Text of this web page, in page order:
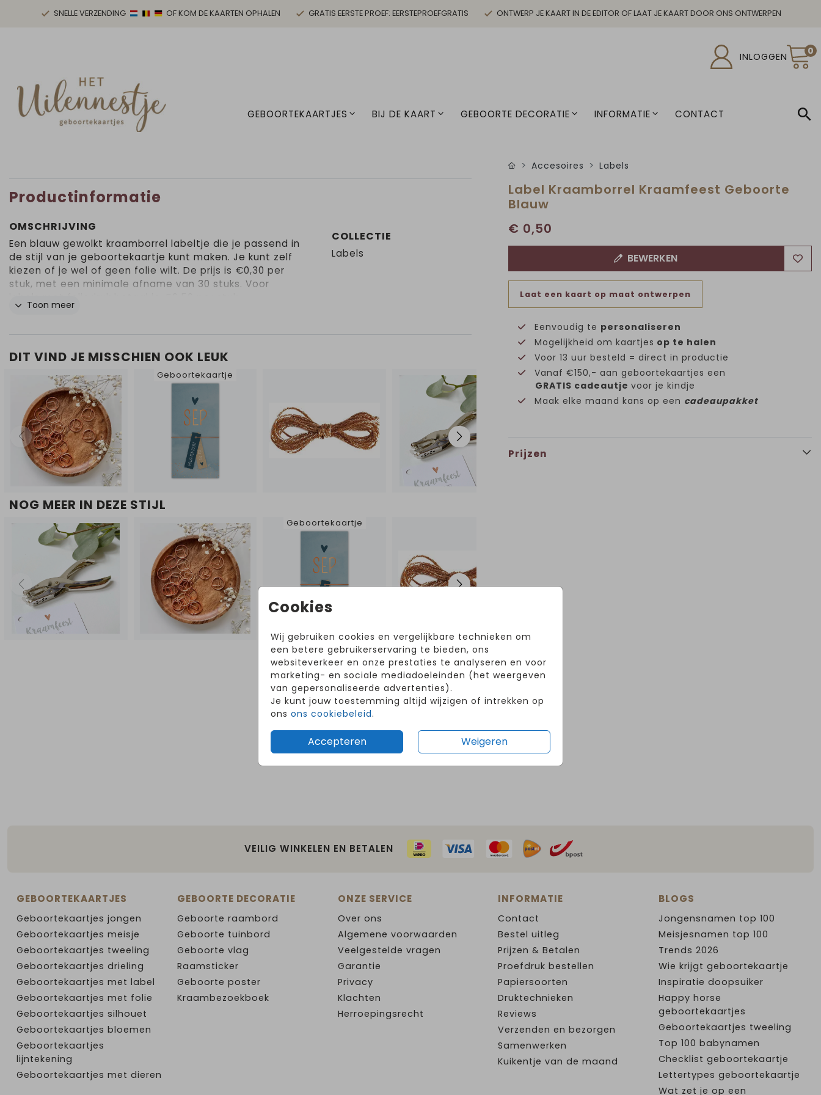
SNELLE VERZENDING OF KOM DE KAARTEN OPHALEN GRATIS EERSTE PROEF: EERSTEPROEFGRATIS ONTWERP JE KAART IN DE EDITOR OF LAAT JE KAART DOOR ONS ONTWERPEN
INLOGGEN 0
GEBOORTEKAARTJES BIJ DE KAART GEBOORTE DECORATIE INFORMATIE CONTACT
Cookies
Wij gebruiken cookies en vergelijkbare technieken om
een betere gebruikerservaring te bieden, ons
websiteverkeer en onze prestaties te analyseren en voor
marketing- en sociale mediadoeleinden (het weergeven
van gepersonaliseerde advertenties).
Je kunt jouw toestemming altijd wijzigen of intrekken op
ons ons cookiebeleid.
Accepteren Weigeren
Productinformatie
OMSCHRIJVING
Een blauw gewolkt kraamborrel labeltje die je passend in
de stijl van je geboortekaartje kunt maken. Je kunt zelf
kiezen of je wel of geen folie wilt. De prijs is €0,30 per
stuk, met een minimale afname van 30 stuks. Voor
Toon meer
COLLECTIE
Labels
DIT VIND JE MISSCHIEN OOK LEUK
Geboortekaartje
NOG MEER IN DEZE STIJL
Geboortekaartje
Accesoires Labels
Label Kraamborrel Kraamfeest Geboorte
Blauw
€ 0,50
BEWERKEN
Laat een kaart op maat ontwerpen
Eenvoudig te personaliseren
Mogelijkheid om kaartjes op te halen
Voor 13 uur besteld = direct in productie
Vanaf €150,- aan geboortekaartjes een
GRATIS cadeautje voor je kindje
Maak elke maand kans op een cadeaupakket
Prijzen
Volg ons op Instagram!
@hetuilennestjegeboortekaartjes
VEILIG WINKELEN EN BETALEN
GEBOORTEKAARTJES
Geboortekaartjes jongen
Geboortekaartjes meisje
Geboortekaartjes tweeling
Geboortekaartjes drieling
Geboortekaartjes met label
Geboortekaartjes met folie
Geboortekaartjes silhouet
Geboortekaartjes bloemen
Geboortekaartjes
lijntekening
Geboortekaartjes met dieren
GEBOORTE DECORATIE
Geboorte raambord
Geboorte tuinbord
Geboorte vlag
Raamsticker
Geboorte poster
Kraambezoekboek
ONZE SERVICE
Over ons
Algemene voorwaarden
Veelgestelde vragen
Garantie
Privacy
Klachten
Herroepingsrecht
INFORMATIE
Contact
Bestel uitleg
Prijzen & Betalen
Proefdruk bestellen
Papiersoorten
Druktechnieken
Reviews
Verzenden en bezorgen
Samenwerken
Kuikentje van de maand
BLOGS
Jongensnamen top 100
Meisjesnamen top 100
Trends 2026
Wie krijgt geboortekaartje
Inspiratie doopsuiker
Happy horse
geboortekaartjes
Geboortekaartjes tweeling
Top 100 babynamen
Checklist geboortekaartje
Lettertypes geboortekaartje
Wat zet je op een